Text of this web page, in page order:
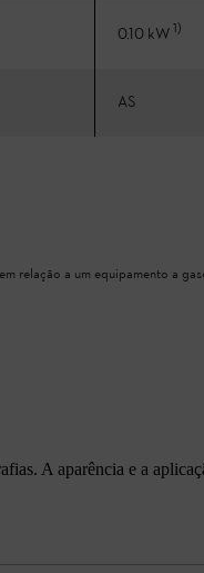
0.10 kW1)
AS
relação a um equipamento a
A aparência e a